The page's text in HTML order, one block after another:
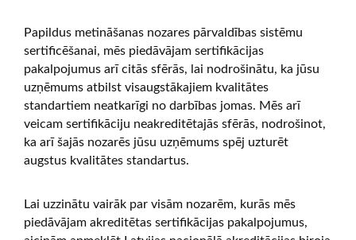
Papildus metināšanas nozares pārvaldības sistēmu
sertificēšanai, mēs piedāvājam sertifikācijas
pakalpojumus arī citās sfērās, lai nodrošinātu, ka jūsu
uzņēmums atbilst visaugstākajiem kvalitātes
standartiem neatkarīgi no darbības jomas. Mēs arī
veicam sertifikāciju neakreditētajās sfērās, nodrošinot,
ka arī šajās nozarēs jūsu uzņēmums spēj uzturēt
augstus kvalitātes standartus.
Lai uzzinātu vairāk par visām nozarēm, kurās mēs
piedāvājam akreditētas sertifikācijas pakalpojumus,